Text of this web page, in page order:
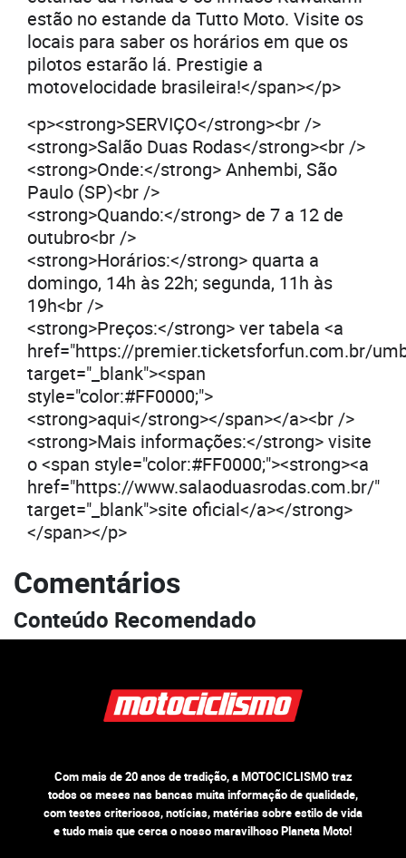
estão no estande da Tutto Moto. Visite os
locais para saber os horários em que os
pilotos estarão lá. Prestigie a
motovelocidade brasileira!</span></p>
<p><strong>SERVIÇO</strong><br />
<strong>Salão Duas Rodas</strong><br />
<strong>Onde:</strong> Anhembi, São
Paulo (SP)<br />
<strong>Quando:</strong> de 7 a 12 de
outubro<br />
<strong>Horários:</strong> quarta a
domingo, 14h às 22h; segunda, 11h às
19h<br />
<strong>Preços:</strong> ver tabela <a
href="https://premier.ticketsforfun.com.br/
target="_blank"><span
style="color:#FF0000;">
<strong>aqui</strong></span></a><br />
<strong>Mais informações:</strong> visite
o <span style="color:#FF0000;"><strong><a
href="https://www.salaoduasrodas.com.br/"
target="_blank">site oficial</a></strong>
</span></p>
Comentários
Conteúdo Recomendado
Com mais de 20 anos de tradição, a MOTOCICLISMO traz
todos os meses nas bancas muita informação de qualidade,
com testes criteriosos, notícias, matérias sobre estilo de vida
e tudo mais que cerca o nosso maravilhoso Planeta Moto!